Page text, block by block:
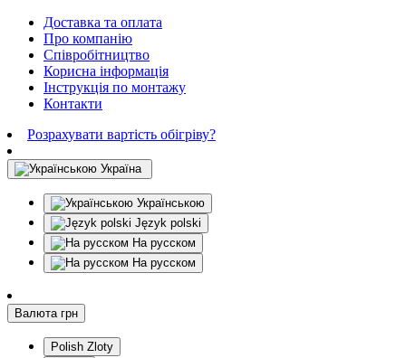
Доставка та оплата
Про компанію
Співробітництво
Корисна інформація
Інструкція по монтажу
Контакти
Розрахувати вартість обігріву?
Україна
Українською
Język polski
На русском
На русском
Валюта грн
Polish Zloty